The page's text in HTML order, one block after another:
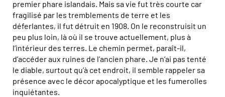
premier phare islandais. Mais sa vie fut très courte car
fragilisé par les tremblements de terre et les
déferlantes, il fut détruit en 1908. On le reconstruisit un
peu plus loin, là où il se trouve actuellement, plus à
l’intérieur des terres. Le chemin permet, paraît-il,
d’accéder aux ruines de l’ancien phare. Je n’ai pas tenté
le diable, surtout qu’à cet endroit, il semble rappeler sa
présence avec le décor apocalyptique et les fumerolles
inquiétantes.